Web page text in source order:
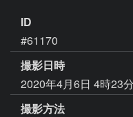
ID
#61170
撮影日時
2020年4月6日 4時23
撮影方法